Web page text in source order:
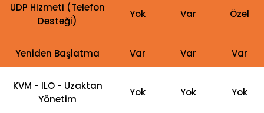
UDP Hizmeti (Telefon
Desteği)
Yok Var Özel
Yeniden Başlatma Var Var Var
KVM - ILO - Uzaktan
Yönetim
Yok Yok Yok